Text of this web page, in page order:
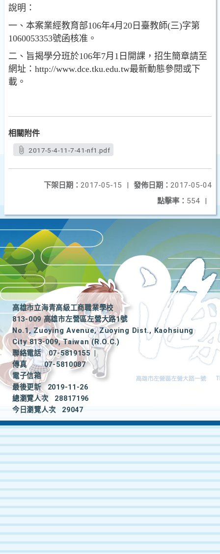
說明：
一、本案業經教育部106年4月20日臺教師(三)字第
1060053353號函核准。
二、旨揭學分班於106年7月1日開課，招生簡章請至
網址：http://www.dce.tku.edu.tw最新動態參閱或下
載。
相關附件
2017-5-4-11-7-41-nf1.pdf
發佈日期： 2017-05-04
下架日期： 2017-05-15
|
點擊率： 554 |
高雄市立海青高級工商職業學校
813-009 高雄市左營區左營大路1號
No.1, Zuoying Avenue, Zuoying Dist., Kaohsiung
City 813-009, Taiwan (R.O.C.)
聯絡電話
07-5819155
|
傳真
07-5810087
電子信箱
最後更新
2019-11-26
總瀏覽人次
28817196
今日瀏覽人次
29047